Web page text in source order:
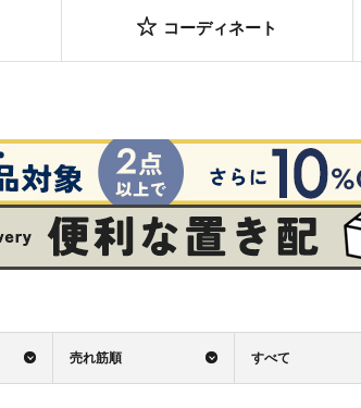
コーディネート
売れ筋順 すべて